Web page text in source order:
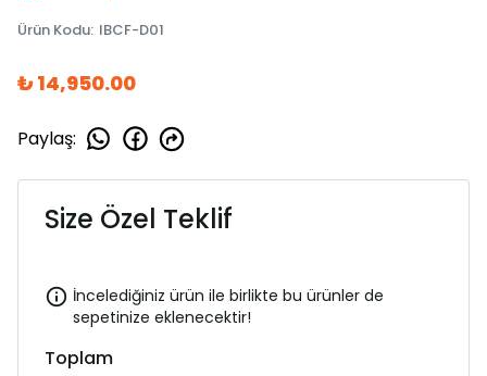
Ürün Kodu: IBCF-D01
₺ 14,950.00
Paylaş:
Size Özel Teklif
İncelediğiniz ürün ile birlikte bu ürünler de
sepetinize eklenecektir!
Toplam